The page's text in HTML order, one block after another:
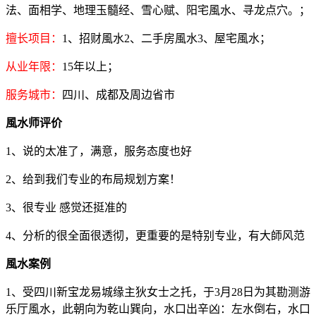
法、面相学、地理玉髓经、雪心赋、阳宅風水、寻龙点穴。；
擅长项目： 1、招财風水2、二手房風水3、屋宅風水；
从业年限： 15年以上；
服务城市： 四川、成都及周边省市
風水师评价
1、说的太准了，满意，服务态度也好
2、给到我们专业的布局规划方案！
3、很专业 感觉还挺准的
4、分析的很全面很透彻，更重要的是特别专业，有大師风范
風水案例
1、受四川新宝龙易城缘主狄女士之托，于3月28日为其勘测游
乐厅風水，此朝向为乾山巽向，水口出辛凶：左水倒右，水口